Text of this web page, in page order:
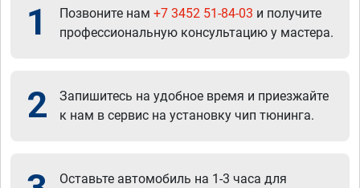
1 Позвоните нам +7 3452 51-84-03 и получите
профессиональную консультацию у мастера.
2
Запишитесь на удобное время и приезжайте
к нам в сервис на установку чип тюнинга.
Оставьте автомобиль на 1-3 часа для